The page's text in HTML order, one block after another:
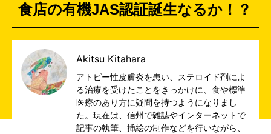
食店の有機JAS認証誕生なるか！？
Akitsu Kitahara
アトピー性皮膚炎を患い、ステロイド剤によ
る治療を受けたことをきっかけに、食や標準
医療のあり方に疑問を持つようになりまし
た。現在は、信州で雑誌やインターネットで
記事の執筆、挿絵の制作などを行いながら、